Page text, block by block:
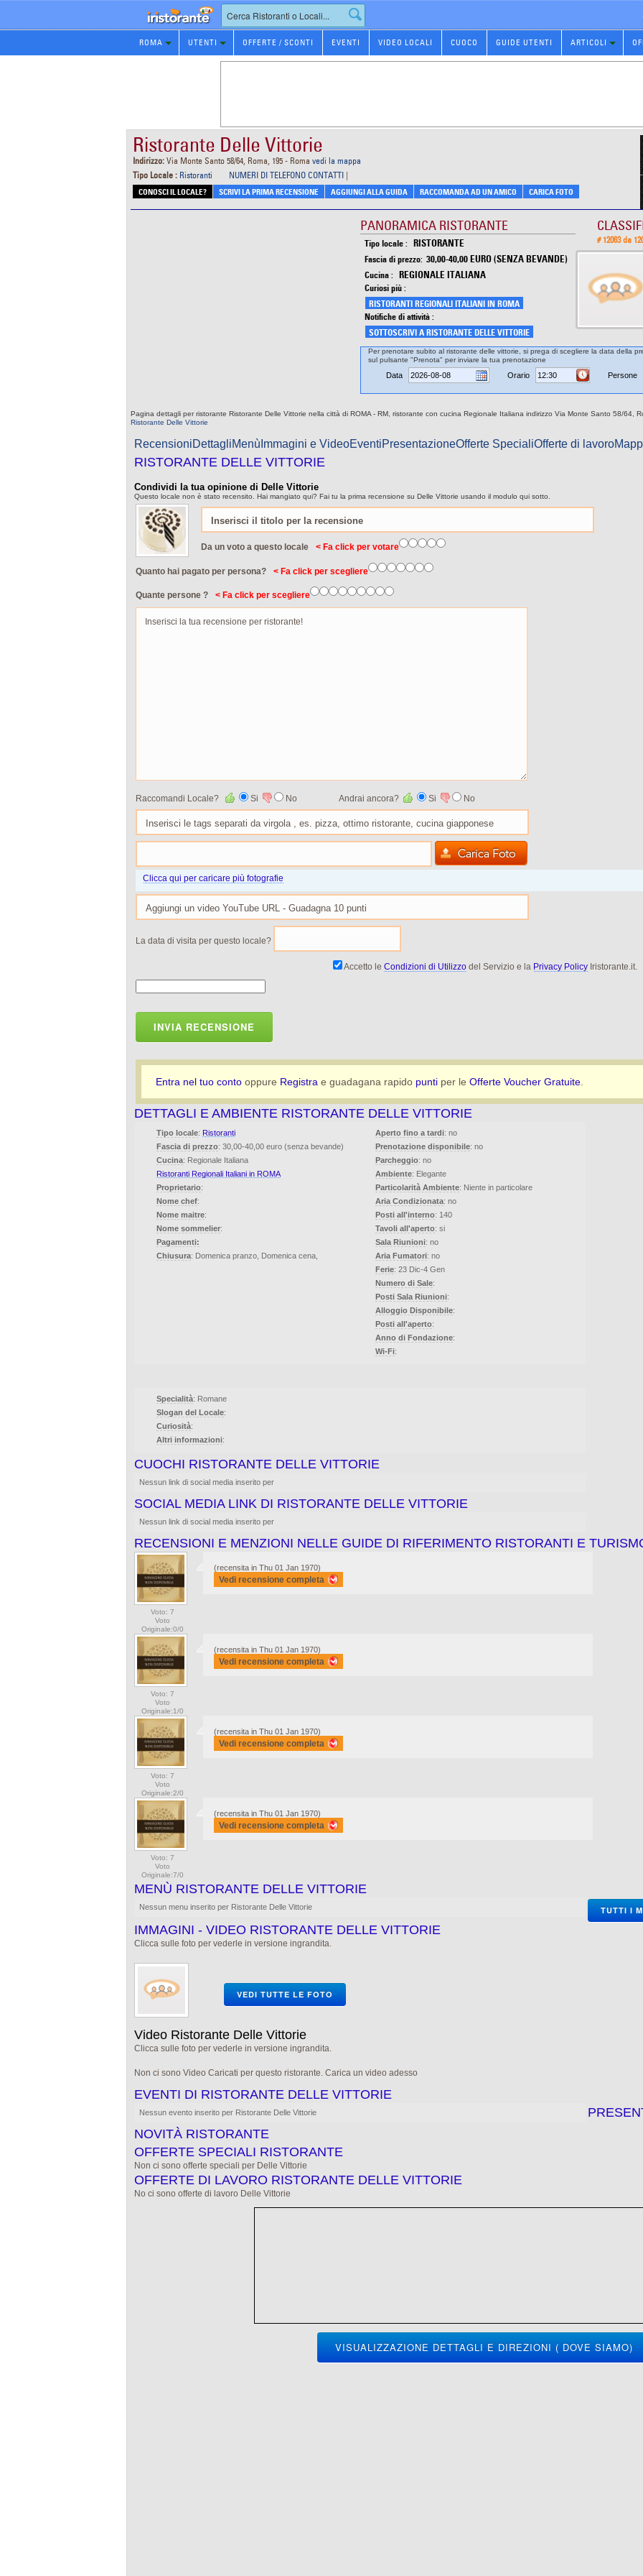
Prenotazione
Ristorante
ROMA UTENTI OFFERTE / SCONTI EVENTI VIDEO LOCALI CUOCO GUIDE UTENTI ARTICOLI
Ristorante Delle Vittorie
Indirizzo: Via Monte Santo 58/64, Roma, 195 - Roma vedi la mappa
Tipo Locale : Ristoranti NUMERI DI TELEFONO CONTATTI |
CONOSCI IL LOCALE? SCRIVI LA PRIMA RECENSIONE AGGIUNGI ALLA GUIDA RACCOMANDA AD UN AMICO CARICA FOTO
PANORAMICA RISTORANTE
Tipo locale : RISTORANTE
Fascia di prezzo: 30,00-40,00 EURO (SENZA BEVANDE)
Cucina : REGIONALE ITALIANA
Curiosi più :
RISTORANTI REGIONALI ITALIANI IN ROMA
Notifiche di attività :
SOTTOSCRIVI A RISTORANTE DELLE VITTORIE
# 12063 da
Per prenotare subito al ristorante delle vittorie, si prega di scegliere la data della
sul pulsante "Prenota" per inviare la tua prenotazione
Data Orario Persone
Pagina dettagli per ristorante Ristorante Delle Vittorie nella città di ROMA - RM, ristorante con cucina Regionale Italiana indirizzo Via Monte Santo 58/64,
Ristorante Delle Vittorie
RecensioniDettagliMenù Immagini e VideoEventiPresentazioneOfferte SpecialiOfferte di lavoro
RISTORANTE DELLE VITTORIE
Condividi la tua opinione di Delle Vittorie
Questo locale non è stato recensito. Hai mangiato qui? Fai tu la prima recensione su Delle Vittorie usando il modulo qui sotto.
Da un voto a questo locale < Fa click per votare
Quanto hai pagato per persona? < Fa click per scegliere
Quante persone ? < Fa click per scegliere
Raccomandi Locale? Si No Andrai ancora? Si No
Clicca qui per caricare più fotografie
La data di visita per questo locale?
Accetto le Condizioni di Utilizzodel Servizio e la Privacy PolicyIristorante.it.
INVIA RECENSIONE
Entra nel tuo conto oppure Registra e guadagana rapido punti per le Offerte Voucher Gratuite
DETTAGLI E AMBIENTE RISTORANTE DELLE VITTORIE
Tipo locale: Ristoranti
Fascia di prezzo: 30,00-40,00 euro (senza bevande)
Cucina: Regionale Italiana
Ristoranti Regionali Italiani in ROMA
Proprietario:
Nome chef:
Nome maitre:
Nome sommelier:
Pagamenti:
Chiusura: Domenica pranzo, Domenica cena,
Aperto fino a tardi: no
Prenotazione disponibile: no
Parcheggio: no
Ambiente: Elegante
Particolarità Ambiente: Niente in particolare
Aria Condizionata: no
Posti all'interno: 140
Tavoli all'aperto: si
Sala Riunioni: no
Aria Fumatori: no
Ferie: 23 Dic-4 Gen
Numero di Sale:
Posti Sala Riunioni:
Alloggio Disponibile:
Posti all'aperto:
Anno di Fondazione:
Wi-Fi:
Specialità: Romane
Slogan del Locale:
Curiosità:
Altri informazioni:
CUOCHI RISTORANTE DELLE VITTORIE
Nessun link di social media inserito per
SOCIAL MEDIA LINK DI RISTORANTE DELLE VITTORIE
Nessun link di social media inserito per
RECENSIONI E MENZIONI NELLE GUIDE DI RIFERIMENTO RISTORANTI E
Voto: 7
Voto
Originale:0/0
(recensita in Thu 01 Jan 1970)
Vedi recensione completa
Voto: 7
Voto
Originale:1/0
(recensita in Thu 01 Jan 1970)
Vedi recensione completa
Voto: 7
Voto
Originale:2/0
(recensita in Thu 01 Jan 1970)
Vedi recensione completa
Voto: 7
Voto
Originale:7/0
(recensita in Thu 01 Jan 1970)
Vedi recensione completa
MENÙ RISTORANTE DELLE VITTORIE
Nessun menu inserito per Ristorante Delle Vittorie TUTTI I
IMMAGINI - VIDEO RISTORANTE DELLE VITTORIE
Clicca sulle foto per vederle in versione ingrandita.
VEDI TUTTE LE FOTO
Video Ristorante Delle Vittorie
Clicca sulle foto per vederle in versione ingrandita.
Non ci sono Video Caricati per questo ristorante. Carica un video adesso
EVENTI DI RISTORANTE DELLE VITTORIE
Nessun evento inserito per Ristorante Delle Vittorie
NOVITÀ RISTORANTE
OFFERTE SPECIALI RISTORANTE
Non ci sono offerte speciali per Delle Vittorie
OFFERTE DI LAVORO RISTORANTE DELLE VITTORIE
No ci sono offerte di lavoro Delle Vittorie
VISUALIZZAZIONE DETTAGLI E DIREZIONI ( DOVE SIAMO)